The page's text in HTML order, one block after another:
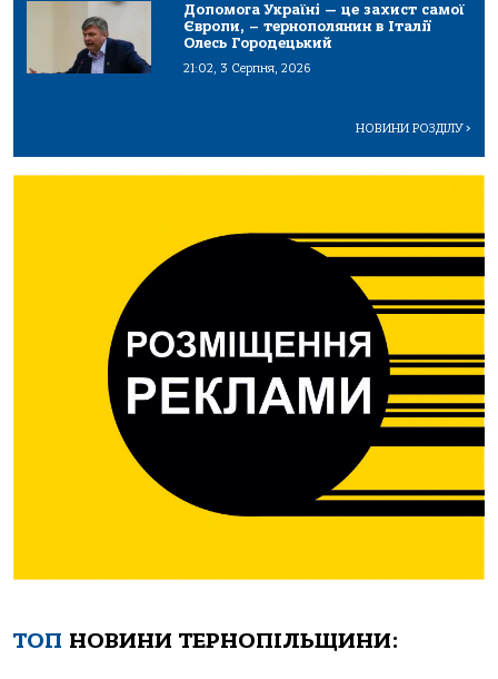
Допомога Україні — це захист самої
Європи, – тернополянин в Італії
Олесь Городецький
21:02, 3 Серпня, 2026
НОВИНИ РОЗДІЛУ>
ТОП НОВИНИ ТЕРНОПІЛЬЩИНИ: